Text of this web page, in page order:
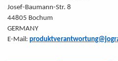
Josef-Baumann-Str. 8
44805 Bochum
GERMANY
E-Mail: